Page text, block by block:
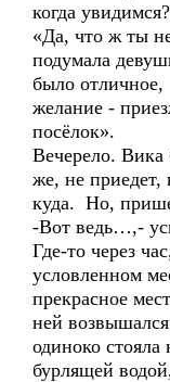
когда
«Да, что ж ты
подумала
было отличное,
желание -
посёлок».
Вечерело. Вика
же, не приедет,
куда. Но,
-Вот ведь…,-
Где-то через
условленном
прекрасное
ней
одиноко
бурлящей